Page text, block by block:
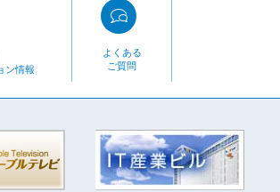
ン情報
よくある
ご質問